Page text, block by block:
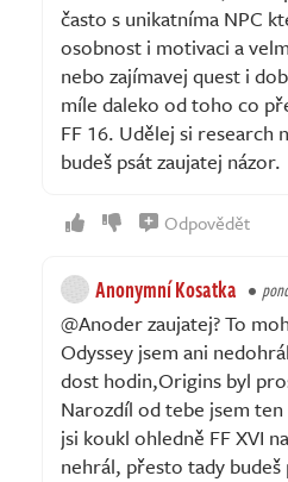
často s unikatníma NPC
osobnost i motivaci a
nebo zajímavej quest i
míle daleko od toho co
FF 16. Udělej si research
budeš psát zaujatej názor.
Odpovědět
Anonymní Kosatka
@Anoder zaujatej? To
Odyssey jsem ani
dost hodin,Origins byl
Narozdíl od tebe jsem
jsi koukl ohledně FF XVI
nehrál, přesto tady